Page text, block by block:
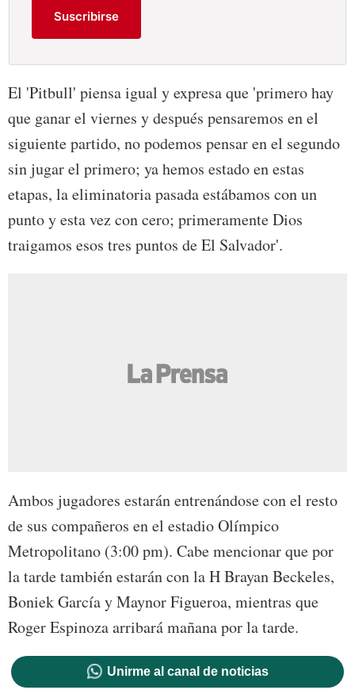
Suscribirse
El 'Pitbull' piensa igual y expresa que 'primero hay
que ganar el viernes y después pensaremos en el
siguiente partido, no podemos pensar en el segundo
sin jugar el primero; ya hemos estado en estas
etapas, la eliminatoria pasada estábamos con un
punto y esta vez con cero; primeramente Dios
traigamos esos tres puntos de El Salvador'.
Ambos jugadores estarán entrenándose con el resto
de sus compañeros en el estadio Olímpico
Metropolitano (3:00 pm). Cabe mencionar que por
la tarde también estarán con la H Brayan Beckeles,
Boniek García y Maynor Figueroa, mientras que
Roger Espinoza arribará mañana por la tarde.
Unirme al canal de noticias